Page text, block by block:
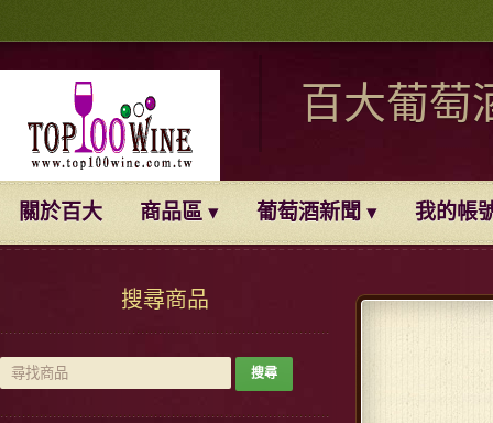
百大葡萄
關於百大 商品區 葡萄酒新聞 我的帳
搜尋商品